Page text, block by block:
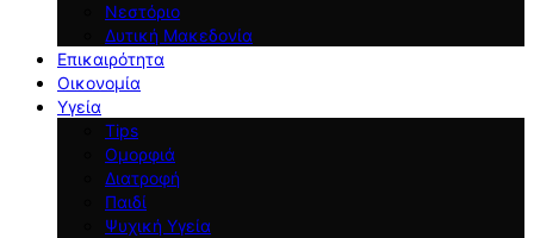
Νεστόριο
Δυτική Μακεδονία
Επικαιρότητα
Οικονομία
Υγεία
Tips
Ομορφιά
Διατροφή
Παιδί
Ψυχική Υγεία